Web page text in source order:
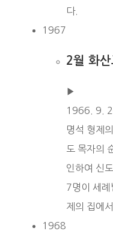
다.
1967
2월 화
▶︎
1966. 9.
명석 형제
도 목자의
인하여 신
7명이 세례
제의 집에
1968